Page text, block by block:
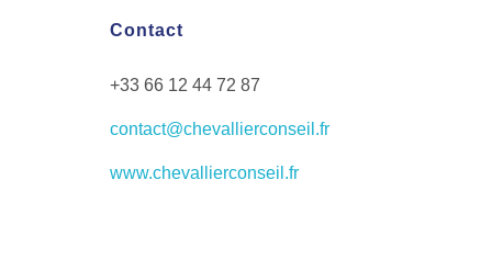
Contact
+33 66 12 44 72 87
contact@chevallierconseil.fr
www.chevallierconseil.fr